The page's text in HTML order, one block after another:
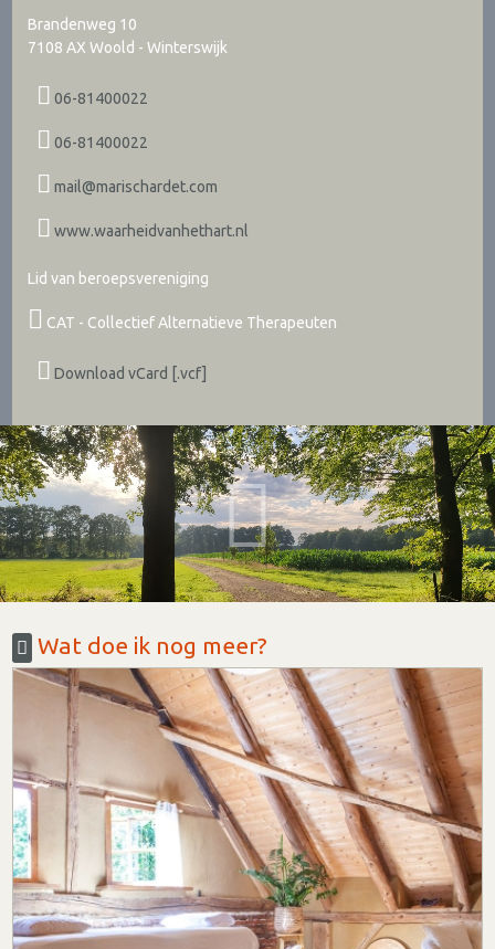
Brandenweg 10
7108 AX Woold - Winterswijk
06-81400022
06-81400022
mail@marischardet.com
www.waarheidvanhethart.nl
Lid van beroepsvereniging
CAT - Collectief Alternatieve Therapeuten
Download vCard [.vcf]
Wat doe ik nog meer?